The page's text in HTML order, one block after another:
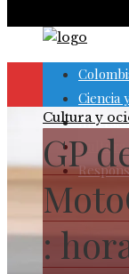
Ciencia
Cultura
Cultura y
GP
: